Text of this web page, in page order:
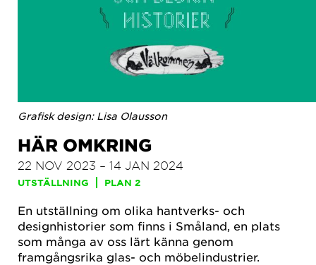
Grafisk design: Lisa Olausson
HÄR OMKRING
22 NOV 2023 – 14 JAN 2024
UTSTÄLLNING PLAN 2
En utställning om olika hantverks- och
designhistorier som finns i Småland, en plats
som många av oss lärt känna genom
framgångsrika glas- och möbelindustrier.